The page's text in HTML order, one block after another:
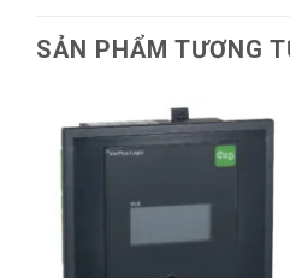
SẢN PHẨM TƯƠNG